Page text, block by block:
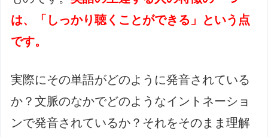
は、「しっかり聴くことができる」という点
です。
実際にその単語がどのように発音されている
か？文脈のなかでどのようなイントネーショ
ンで発音されているか？それをそのまま理解